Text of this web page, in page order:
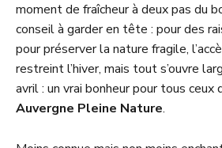
moment de fraîcheur à deux pas du
conseil à garder en tête : pour des
pour préserver la nature fragile,
restreint l’hiver, mais tout s’ouvre
avril : un vrai bonheur pour tous ceux
Auvergne Pleine Nature.